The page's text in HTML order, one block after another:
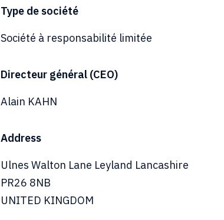
Type de société
Société à responsabilité limitée
Directeur général (CEO)
Alain KAHN
Address
Ulnes Walton Lane Leyland Lancashire
PR26 8NB
UNITED KINGDOM